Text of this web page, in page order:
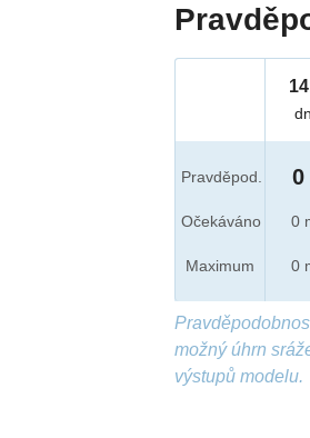
Pravděpod.
Očekáváno
Maximum
0
0
0
možný úhrn
výstupů modelu.